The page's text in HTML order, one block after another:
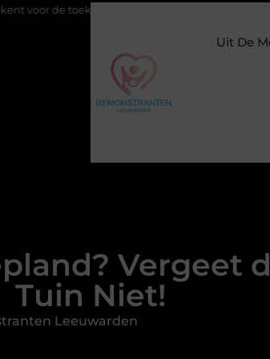
van online zichtbaarheid
Uit De
Vergeet
Tuin Niet!
Leeuwarden